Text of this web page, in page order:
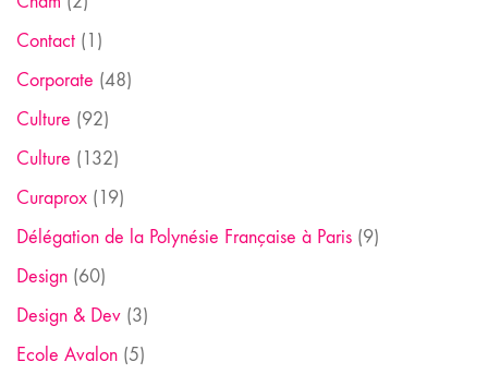
Contact (1)
Corporate (48)
Culture (92)
Culture (132)
Curaprox (19)
Délégation de la Polynésie Française à Paris (9)
Design (60)
Design & Dev (3)
Ecole Avalon (5)